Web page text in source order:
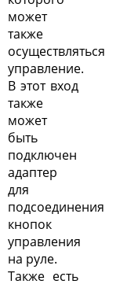
может
также
осуществляться
управление.
В этот вход
также
может
быть
подключен
адаптер
для
подсоединения
кнопок
управления
на руле.
Также есть